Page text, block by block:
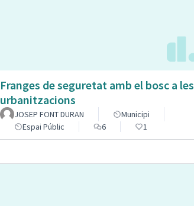
Franges de seguretat amb el bosc a les
urbanitzacions
JOSEP FONT DURAN
Municipi
Espai Públic
6 1